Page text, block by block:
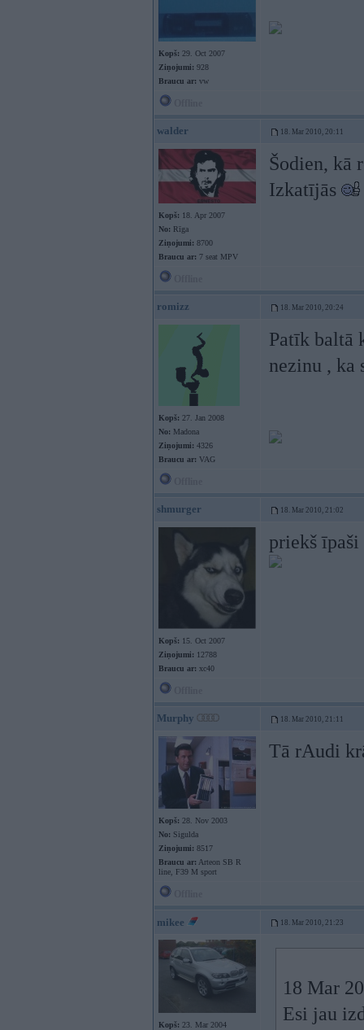
Kopš: 29. Oct 2007
Ziņojumi: 928
Braucu ar: vw
walder 18. Mar 2010, 20:11
Kopš: 18. Apr 2007
No: Rīga
Ziņojumi: 8700
Braucu ar: 7 seat MPV
Šodien, kā
Izkatījās
romizz 18. Mar 2010, 20:24
Kopš: 27. Jan 2008
No: Madona
Ziņojumi: 4326
Braucu ar: VAG
Patīk baltā
nezinu , ka
shmurger 18. Mar 2010, 21:02
Kopš: 15. Oct 2007
Ziņojumi: 12788
Braucu ar: xc40
priekš
Murphy 18. Mar 2010, 21:11
Kopš: 28. Nov 2003
No: Sigulda
Ziņojumi: 8517
Braucu ar: Arteon SB R
line, F39 M sport
Tā rAudi
mikee 18. Mar 2010, 21:23
Kopš: 23. Mar 2004
18 Mar
Esi jau